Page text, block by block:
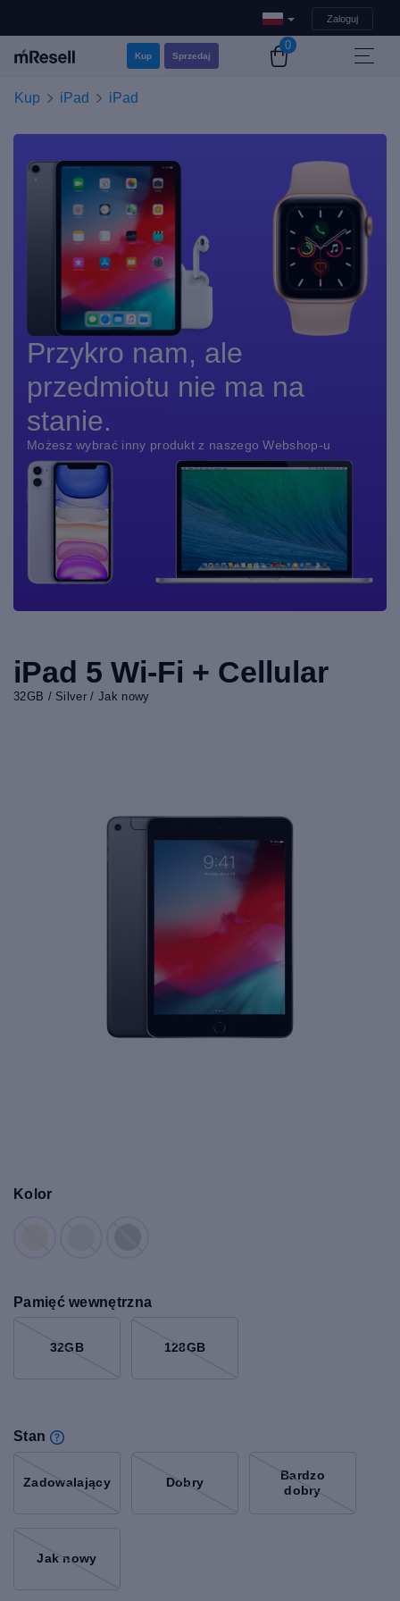
Zaloguj
Kup Sprzedaj
0
Kup iPad iPad
Przykro nam, ale
przedmiotu nie ma na
stanie.
Możesz wybrać inny produkt z naszego Webshop-u
iPad 5 Wi-Fi + Cellular
32GB / Silver / Jak nowy
Kolor
Pamięć wewnętrzna
32GB 128GB
Stan
Zadowalający Dobry
Bardzo
dobry
Jak nowy